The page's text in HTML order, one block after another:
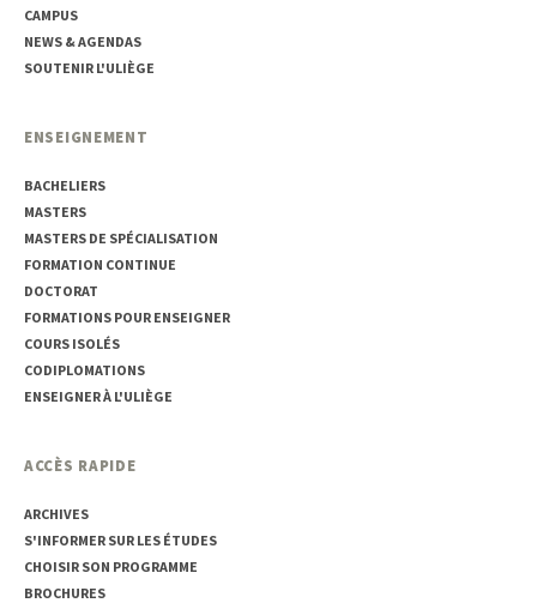
CAMPUS
NEWS & AGENDAS
SOUTENIR L'ULIÈGE
ENSEIGNEMENT
BACHELIERS
MASTERS
MASTERS DE SPÉCIALISATION
FORMATION CONTINUE
DOCTORAT
FORMATIONS POUR ENSEIGNER
COURS ISOLÉS
CODIPLOMATIONS
ENSEIGNER À L'ULIÈGE
ACCÈS RAPIDE
ARCHIVES
S'INFORMER SUR LES ÉTUDES
CHOISIR SON PROGRAMME
BROCHURES